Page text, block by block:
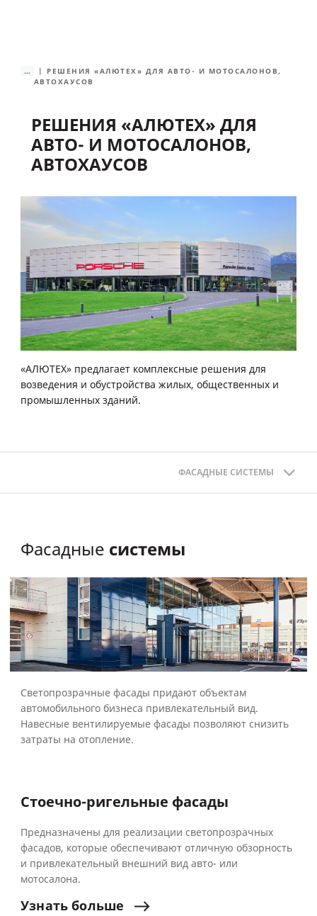
РЕШЕНИЯ «АЛЮТЕХ» ДЛЯ
АВТО- И МОТОСАЛОНОВ,
АВТОХАУСОВ
«АЛЮТЕХ» предлагает комплексные решения для
возведения и обустройства жилых, общественных и
промышленных зданий.
...
РЕШЕНИЯ «АЛЮТЕХ» ДЛЯ АВТО- И МОТОСАЛОНОВ,
АВТОХАУСОВ
ФАСАДНЫЕ СИСТЕМЫ
Фасадные системы
Светопрозрачные фасады придают объектам
автомобильного бизнеса привлекательный вид.
Навесные вентилируемые фасады позволяют снизить
затраты на отопление.
Стоечно-ригельные фасады
Предназначены для реализации светопрозрачных
фасадов, которые обеспечивают отличную обзорность
и привлекательный внешний вид авто- или
мотосалона.
Узнать больше